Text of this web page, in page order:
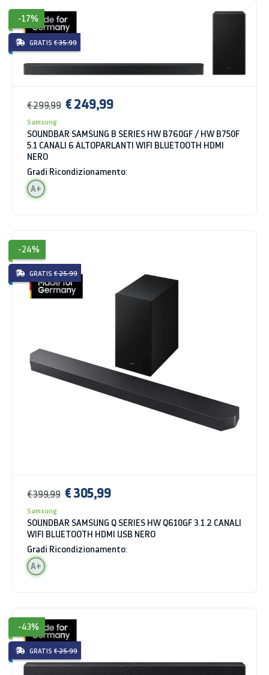
-17%
GRATIS € 35.99
€ 299,99 € 249,99
Samsung
SOUNDBAR SAMSUNG B SERIES HW B760GF / HW B750F
5.1 CANALI 6 ALTOPARLANTI WIFI BLUETOOTH HDMI
NERO
Gradi Ricondizionamento:
A+
-24%
GRATIS € 25.99
€ 399,99 € 305,99
Samsung
SOUNDBAR SAMSUNG Q SERIES HW Q610GF 3.1.2 CANALI
WIFI BLUETOOTH HDMI USB NERO
Gradi Ricondizionamento:
A+
-43%
GRATIS € 25.99